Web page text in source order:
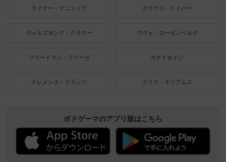
ライナー・クニツィア クラウス・トイバー
ヴォルフガング・クラマー ウヴェ・ローゼンベルク
フリードマン・フリーゼ カナイセイジ
クレメンス・フランツ クリス・キリアムス
ボドゲーマのアプリ版はこちら